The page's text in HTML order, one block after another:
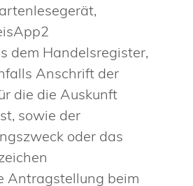
dem Handelsregister,
Anschrift der
die die Auskunft
sowie der
oder das
Antragstellung beim